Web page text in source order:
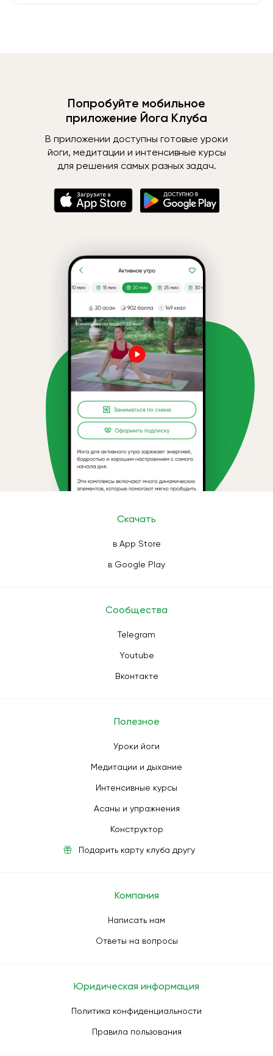
Попробуйте мобильное
приложение Йога Клуба
В приложении доступны готовые уроки
йоги, медитации и интенсивные курсы
для решения самых разных задач.
Скачать
в App Store
в Google Play
Сообщества
Telegram
Youtube
Вконтакте
Полезное
Уроки йоги
Медитации и дыхание
Интенсивные курсы
Асаны и упражнения
Конструктор
Подарить карту клуба другу
Компания
Написать нам
Ответы на вопросы
Юридическая информация
Политика конфиденциальности
Правила пользования